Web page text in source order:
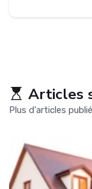
Articles
Plus d'articles